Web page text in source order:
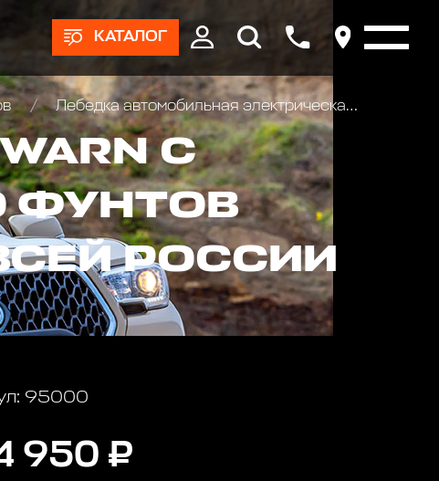
КАТАЛОГ
Лебедка автомобильная электрическая Warn 9.5СTi 12V CE стальной трос
С
ФУНТОВ
РОССИИ
95000
950 ₽